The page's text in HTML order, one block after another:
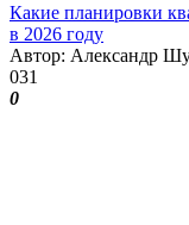
Какие планировки
в 2026 году
Автор: Александр
031
0